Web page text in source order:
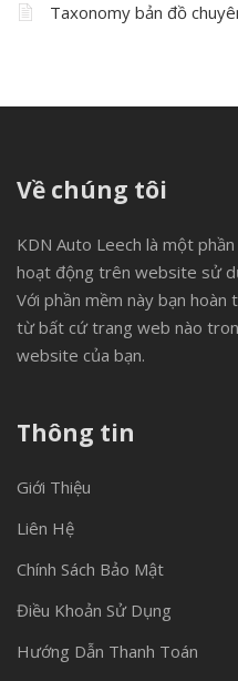
Taxonomy bản đồ
Về chúng tôi
KDN Auto Leech là một
hoạt động trên website sử
Với phần mềm này bạn
từ bất cứ trang web nào
website của bạn.
Thông tin
Giới Thiệu
Liên Hệ
Chính Sách Bảo Mật
Điều Khoản Sử Dụng
Hướng Dẫn Thanh Toán